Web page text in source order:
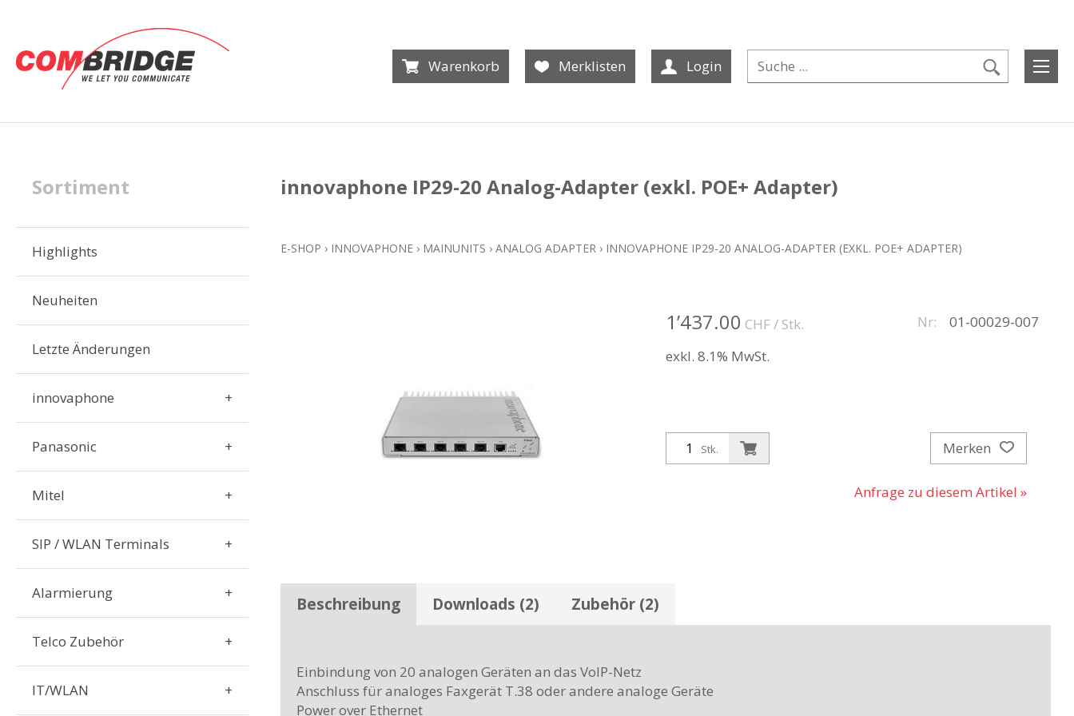
Warenkorb Merklisten Login
Sortiment
Highlights
Neuheiten
Letzte Änderungen
innovaphone
Panasonic
Mitel
SIP / WLAN Terminals
Alarmierung
Telco Zubehör
IT/WLAN
innovaphone IP29-20 Analog-Adapter (exkl. POE+ Adapter)
E-SHOP › INNOVAPHONE › MAINUNITS › ANALOG ADAPTER › INNOVAPHONE IP29-20 ANALOG-ADAPTER (EXKL. POE+ ADAPTER)
1’437.00 CHF/ Stk.
exkl. 8.1% MwSt.
Nr: 01-00029-007
Stk. Merken
Anfrage zu diesem Artikel »
Beschreibung Downloads (2) Zubehör (2)
Einbindung von 20 analogen Geräten an das VoIP-Netz
Anschluss für analoges Faxgerät T.38 oder andere analoge Geräte
Power over Ethernet